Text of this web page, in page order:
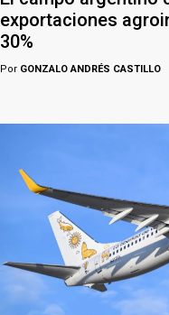
exportaciones
30%
Por GONZALO ANDRÉS CASTILLO